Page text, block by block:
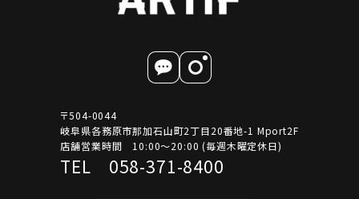
〒504-0044
岐阜県各務原市那加石山町2丁目20番地-1 Mport2F
店舗営業時間 10:00～20:00 (毎週木曜定休日)
TEL 058-371-8400